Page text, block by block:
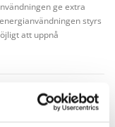
ge extra
styrs
att uppnå